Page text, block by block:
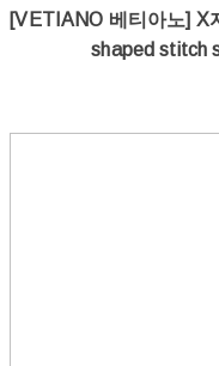
[VETIANO 베티아노] X
shaped stitch